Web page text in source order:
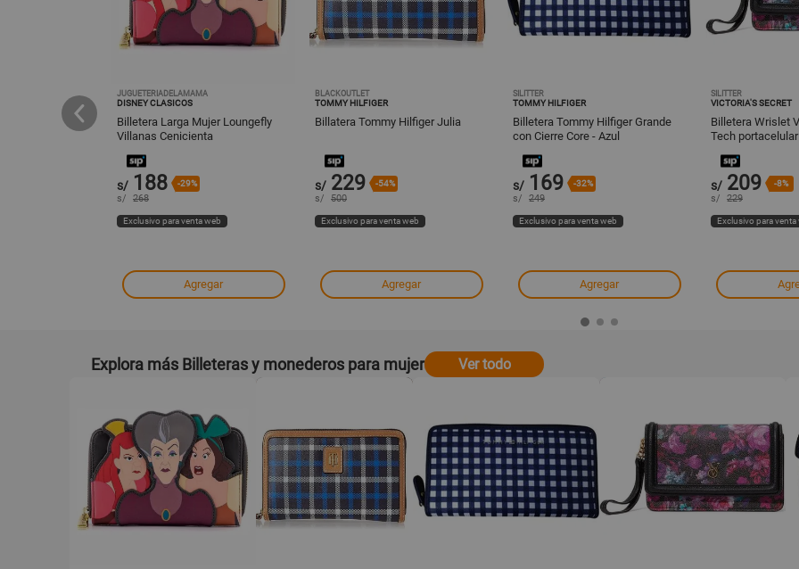
Vacuno Diseño
JUGUETERIADELAMAMA
DISNEY CLASICOS
Billetera Larga Mujer Loungefly
Villanas Cenicienta
s/ 188 -29%
s/ 268
Exclusivo para venta web
Agregar
BLACKOUTLET
TOMMY HILFIGER
Billatera Tommy Hilfiger Julia
s/ 229 -54%
s/ 500
Exclusivo para venta web
Agregar
SILITTER
TOMMY HILFIGER
Billetera Tommy Hilfiger Grande
con Cierre Core - Azul
s/ 169 -32%
s/ 249
Exclusivo para venta web
Agregar
SILITTER
VICTORIA'S SECRET
Billetera Wrislet
Tech
s/ 209 -8%
s/ 229
Exclusivo para venta
Explora más Billeteras y monederos para mujer Ver todo